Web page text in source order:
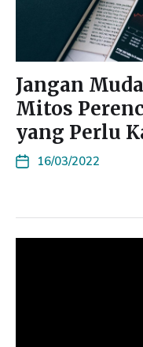
Jangan
Mitos
yang Perlu
16/03/2022